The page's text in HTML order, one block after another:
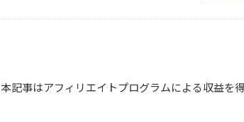
本記事はアフィリエイトプログラムによる収益を